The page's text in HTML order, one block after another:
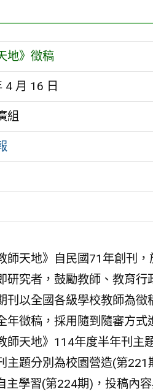
地》徵稿
4 月 16 日
組
師天地》自民國71年創刊
研究者，鼓勵教師、教育
刊以全國各級學校教師為
年徵稿，採用隨到隨審方式
師天地》114年度半年刊主
主題分別為校園營造(第
主學習(第224期)，投稿內